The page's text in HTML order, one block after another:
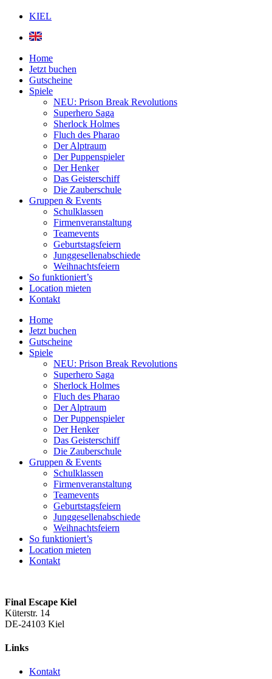
KIEL
Home
Jetzt buchen
Gutscheine
Spiele
NEU: Prison Break Revolutions
Superhero Saga
Sherlock Holmes
Fluch des Pharao
Der Alptraum
Der Puppenspieler
Der Henker
Das Geisterschiff
Die Zauberschule
Gruppen & Events
Schulklassen
Firmenveranstaltung
Teamevents
Geburtstagsfeiern
Junggesellenabschiede
Weihnachtsfeiern
So funktioniert’s
Location mieten
Kontakt
Home
Jetzt buchen
Gutscheine
Spiele
NEU: Prison Break Revolutions
Superhero Saga
Sherlock Holmes
Fluch des Pharao
Der Alptraum
Der Puppenspieler
Der Henker
Das Geisterschiff
Die Zauberschule
Gruppen & Events
Schulklassen
Firmenveranstaltung
Teamevents
Geburtstagsfeiern
Junggesellenabschiede
Weihnachtsfeiern
So funktioniert’s
Location mieten
Kontakt
Final Escape Kiel
Küterstr. 14
DE-24103 Kiel
Links
Kontakt